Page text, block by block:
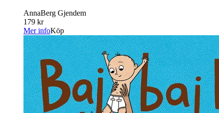
AnnaBerg Gjendem
179 kr
Mer infoKöp